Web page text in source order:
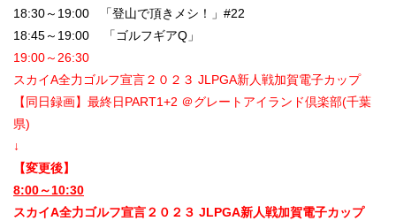
18:30～19:00 「登山で頂きメシ！」#22
18:45～19:00 「ゴルフギアQ」
19:00～26:30
スカイA全力ゴルフ宣言２０２３ JLPGA新人戦加賀電子カップ
【同日録画】最終日PART1+2 ＠グレートアイランド倶楽部(千葉
県)
↓
【変更後】
8:00～10:30
スカイA全力ゴルフ宣言２０２３ JLPGA新人戦加賀電子カップ